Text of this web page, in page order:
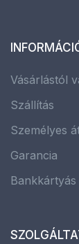
Vásárlástól
Szállítás
Személyes
Garancia
Bankkártyás